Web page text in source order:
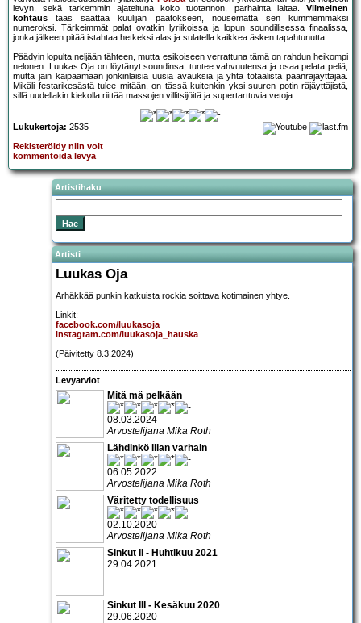
levyn, sekä tarkemmin ajateltuna koko tuotannon, parhainta laitaa. Viimeinen
kohtaus taas saattaa kuulijan päätökseen, nousematta sen kummemmaksi
numeroksi. Tärkeimmät palat ovatkin lyriikoissa ja lopun soundillisessa finaalissa,
jonka jälkeen pitää istahtaa hetkeksi alas ja sulatella kaikkea äsken tapahtunutta.
Päädyin lopulta neljään tähteen, mutta esikoiseen verrattuna tämä on rahdun heikompi
nelonen. Luukas Oja on löytänyt soundinsa, tuntee vahvuutensa ja osaa pelata peliä,
mutta jäin kaipaamaan jonkinlaisia uusia avauksia ja yhtä totaalista päänräjäyttäjää.
Mikäli festarikesästä tulee mitään, on tässä kuitenkin yksi suuren potin räjäyttäjistä,
sillä uudellakin kiekolla riittää massojen villitsijöitä ja supertarttuvia vetoja.
Lukukertoja: 2535
Rekisteröidy niin voit
kommentoida levyä
Artistihaku
Artisti
Luukas Oja
Ärhäkkää punkin katkuista rockia soittava kotimainen yhtye.
Linkit:
facebook.com/luukasoja
instagram.com/luukasoja_hauska
(Päivitetty 8.3.2024)
Levyarviot
Mitä mä pelkään
08.03.2024
Arvostelijana Mika Roth
Lähdinkö liian varhain
06.05.2022
Arvostelijana Mika Roth
Väritetty todellisuus
02.10.2020
Arvostelijana Mika Roth
Sinkut II - Huhtikuu 2021
29.04.2021
Sinkut III - Kesäkuu 2020
29.06.2020